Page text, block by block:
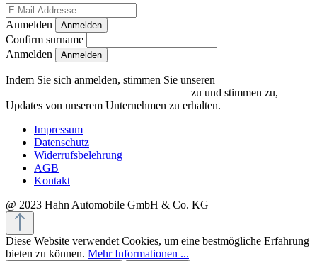
Anmelden Anmelden
Confirm surname
Anmelden
Indem Sie sich anmelden, stimmen Sie unseren
zu und stimmen zu,
Updates von unserem Unternehmen zu erhalten.
Impressum
Datenschutz
Widerrufsbelehrung
AGB
Kontakt
@ 2023 Hahn Automobile GmbH & Co. KG
Diese Website verwendet Cookies, um eine bestmögliche Erfahrung
bieten zu können. Mehr Informationen ...